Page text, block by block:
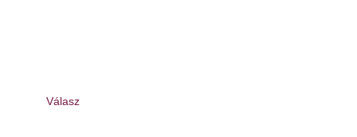
Válasz